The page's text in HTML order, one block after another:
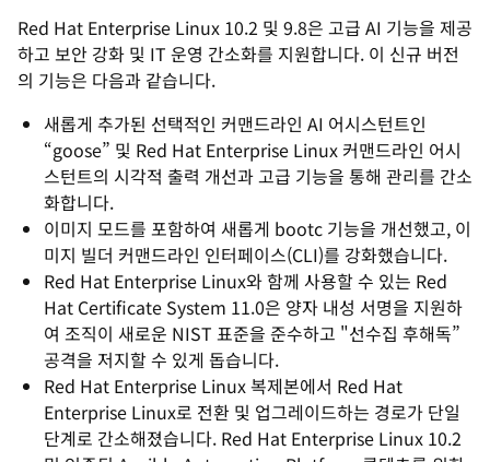
Red Hat Enterprise Linux 10.2 및 9.8은 고급 AI 기능을 제공
하고 보안 강화 및 IT 운영 간소화를 지원합니다. 이 신규 버전
의 기능은 다음과 같습니다.
새롭게 추가된 선택적인 커맨드라인 AI 어시스턴트인
“goose” 및 Red Hat Enterprise Linux 커맨드라인 어시
스턴트의 시각적 출력 개선과 고급 기능을 통해 관리를 간소
화합니다.
이미지 모드를 포함하여 새롭게 bootc 기능을 개선했고, 이
미지 빌더 커맨드라인 인터페이스(CLI)를 강화했습니다.
Red Hat Enterprise Linux와 함께 사용할 수 있는 Red
Hat Certificate System 11.0은 양자 내성 서명을 지원하
여 조직이 새로운 NIST 표준을 준수하고 "선수집 후해독”
공격을 저지할 수 있게 돕습니다.
Red Hat Enterprise Linux 복제본에서 Red Hat
Enterprise Linux로 전환 및 업그레이드하는 경로가 단일
단계로 간소해졌습니다. Red Hat Enterprise Linux 10.2